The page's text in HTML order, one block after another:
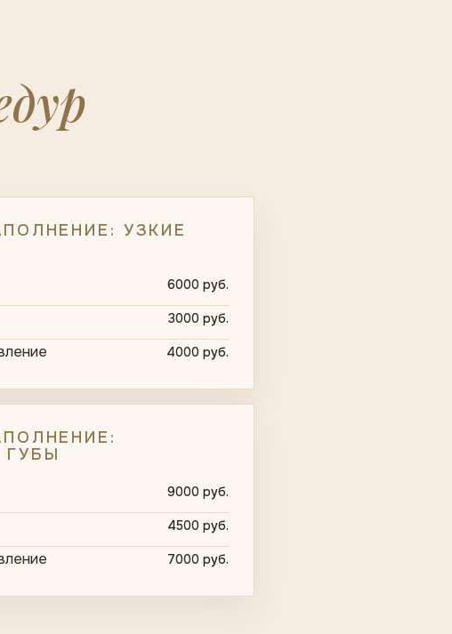
УЗКИЕ
6000 руб.
3000 руб.
4000 руб.
9000 руб.
4500 руб.
7000 руб.